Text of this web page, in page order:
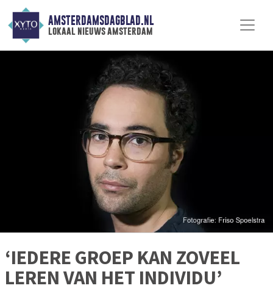
AMSTERDAMSDAGBLAD.NL
lokaal nieuws amsterdam
‘IEDERE GROEP KAN ZOVEEL
LEREN VAN HET INDIVIDU’